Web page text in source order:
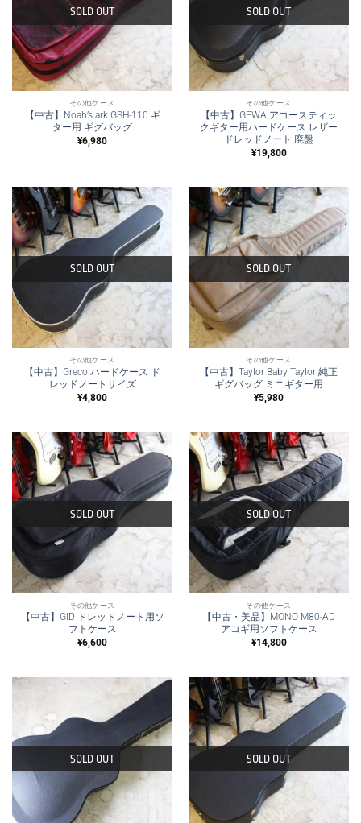
SOLD OUT
その他ケース
【中古】Noah’s ark GSH-110 ギ
ター用 ギグバッグ
¥6,980
SOLD OUT
その他ケース
【中古】GEWA アコースティッ
クギター用ハードケース レザー
ドレッドノート 廃盤
¥19,800
SOLD OUT
その他ケース
【中古】Greco ハードケース ド
レッドノートサイズ
¥4,800
SOLD OUT
その他ケース
【中古】Taylor Baby Taylor 純正
ギグバッグ ミニギター用
¥5,980
SOLD OUT
その他ケース
【中古】GID ドレッドノート用ソ
フトケース
¥6,600
SOLD OUT
その他ケース
【中古・美品】MONO M80-AD
アコギ用ソフトケース
¥14,800
SOLD OUT SOLD OUT